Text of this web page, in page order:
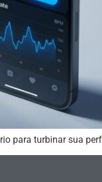
para turbinar sua